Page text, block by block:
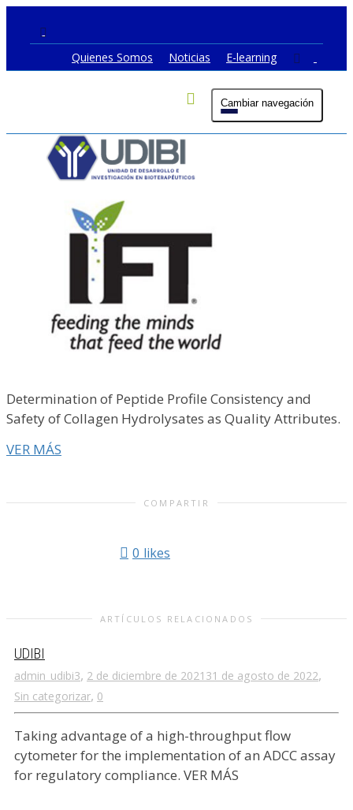
Quienes Somos Noticias E-learning
Cambiar navegación
Determination of Peptide Profile Consistency and
Safety of Collagen Hydrolysates as Quality Attributes.
VER MÁS
COMPARTIR
0 likes
ARTÍCULOS RELACIONADOS
UDIBI
admin_udibi3, 2 de diciembre de 2021 31 de agosto de 2022,
Sin categorizar, 0
Taking advantage of a high-throughput flow
cytometer for the implementation of an ADCC assay
for regulatory compliance. VER MÁS